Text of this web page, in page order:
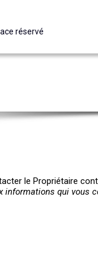
réservé
CLIENT
le Propriétaire
qui vous